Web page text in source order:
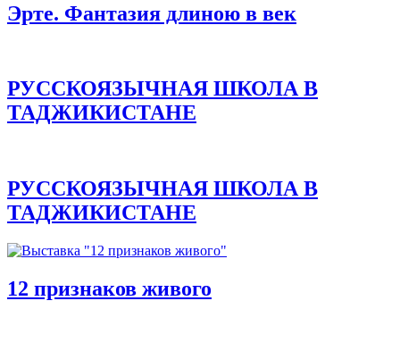
Эрте. Фантазия длиною в век
РУССКОЯЗЫЧНАЯ ШКОЛА В
ТАДЖИКИСТАНЕ
РУССКОЯЗЫЧНАЯ ШКОЛА В
ТАДЖИКИСТАНЕ
12 признаков живого